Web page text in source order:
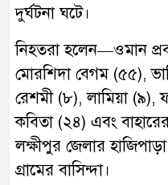
দুর্ঘটনা ঘটে।
নিহতরা হলেন—ওমান
মোরশিদা বেগম (৫৫),
রেশমী (৮), লামিয়া (৯),
কবিতা (২৪) এবং
লক্ষীপুর জেলার
গ্রামের বাসিন্দা।